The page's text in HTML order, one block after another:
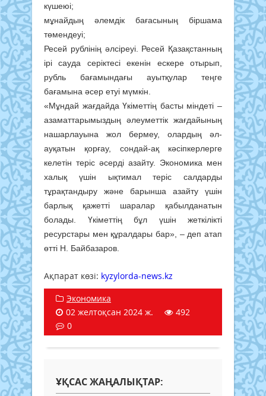
күшеюі;
мұнайдың әлемдік бағасының біршама
төмендеуі;
Ресей рублінің әлсіреуі. Ресей Қазақстанның
ірі сауда серіктесі екенін ескере отырып,
рубль бағамындағы ауытқулар теңге
бағамына әсер етуі мүмкін.
«Мұндай жағдайда Үкіметтің басты міндеті –
азаматтарымыздың әлеуметтік жағдайының
нашарлауына жол бермеу, олардың әл-
ауқатын қорғау, сондай-ақ кәсіпкерлерге
келетін теріс әсерді азайту. Экономика мен
халық үшін ықтимал теріс салдарды
тұрақтандыру және барынша азайту үшін
барлық қажетті шаралар қабылданатын
болады. Үкіметтің бұл үшін жеткілікті
ресурстары мен құралдары бар», – деп атап
өтті Н. Байбазаров.
Ақпарат көзі: ​ kyzylorda-news.kz
Экономика
02 желтоқсан 2024 ж.
492
0
ҰҚСАС ЖАҢАЛЫҚТАР: